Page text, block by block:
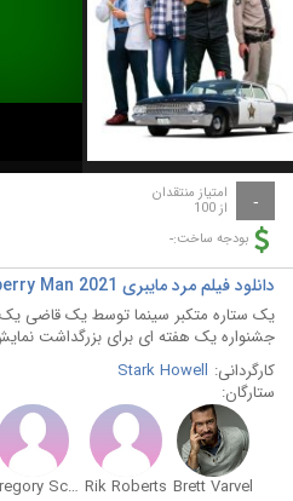
- امتیاز منتقدان
از 100
بودجه ساخت:-
دانلود فیلم مرد مایبری Mayberry Man 2021
یک ستاره متکبر سینما توسط یک قاضی
جشنواره یک هفته ای برای بزرگداشت
کارگردانی: Stark Howell
ستارگان:
Brett Varvel
Rik Roberts
Gregory Schell